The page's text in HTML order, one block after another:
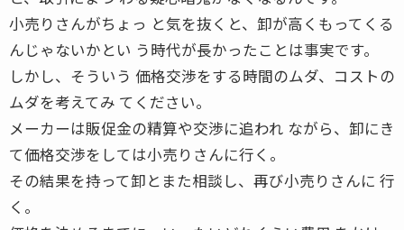
小売りさんがちょっ と気を抜くと、卸が高くもってくる
んじゃないかとい う時代が長かったことは事実です。
しかし、そういう 価格交渉をする時間のムダ、コストの
ムダを考えてみ てください。
メーカーは販促金の精算や交渉に追われ ながら、卸にき
て価格交渉をしては小売りさんに行く。
その結果を持って卸とまた相談し、再び小売りさんに 行
く。